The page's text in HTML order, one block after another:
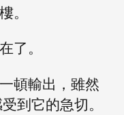
。
了。
頓輸出，雖然
到它的急切。